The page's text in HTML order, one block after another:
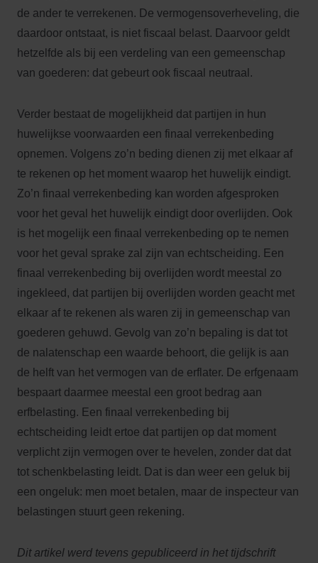
de ander te verrekenen. De vermogensoverheveling, die
daardoor ontstaat, is niet fiscaal belast. Daarvoor geldt
hetzelfde als bij een verdeling van een gemeenschap
van goederen: dat gebeurt ook fiscaal neutraal.
Verder bestaat de mogelijkheid dat partijen in hun
huwelijkse voorwaarden een finaal verrekenbeding
opnemen. Volgens zo’n beding dienen zij met elkaar af
te rekenen op het moment waarop het huwelijk eindigt.
Zo’n finaal verrekenbeding kan worden afgesproken
voor het geval het huwelijk eindigt door overlijden. Ook
is het mogelijk een finaal verrekenbeding op te nemen
voor het geval sprake zal zijn van echtscheiding. Een
finaal verrekenbeding bij overlijden wordt meestal zo
ingekleed, dat partijen bij overlijden worden geacht met
elkaar af te rekenen als waren zij in gemeenschap van
goederen gehuwd. Gevolg van zo’n bepaling is dat tot
de nalatenschap een waarde behoort, die gelijk is aan
de helft van het vermogen van de erflater. De erfgenaam
bespaart daarmee meestal een groot bedrag aan
erfbelasting. Een finaal verrekenbeding bij
echtscheiding leidt ertoe dat partijen op dat moment
verplicht zijn vermogen over te hevelen, zonder dat dat
tot schenkbelasting leidt. Dat is dan weer een geluk bij
een ongeluk: men moet betalen, maar de inspecteur van
belastingen stuurt geen rekening.
Dit artikel werd tevens gepubliceerd in het tijdschrift